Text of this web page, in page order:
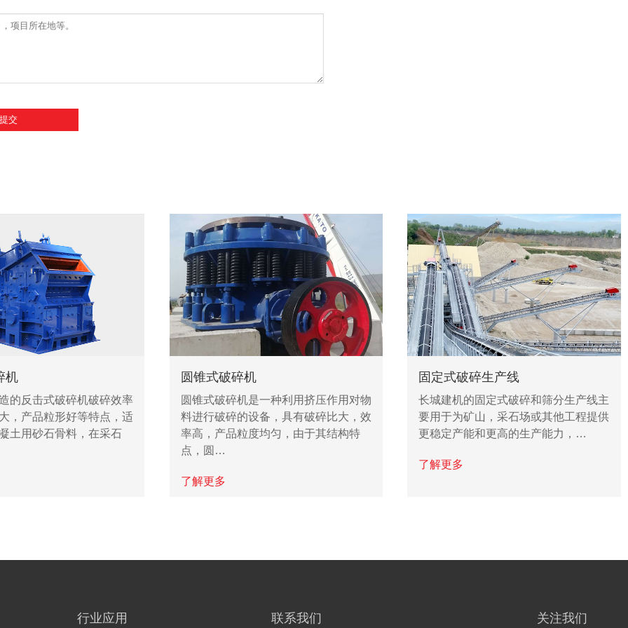
机
的反击式破碎机破碎效率
，产品粒形好等特点，适
土用砂石骨料，在采石
圆锥式破碎机
圆锥式破碎机是一种利用挤压作用对物
料进行破碎的设备，具有破碎比大，效
率高，产品粒度均匀，由于其结构特
点，圆…
了解更多
固定式破碎生产线
长城建机的固定式破碎和筛分生产线主
要用于为矿山，采石场或其他工程提供
更稳定产能和更高的生产能力，…
了解更多
行业应用 联系我们 关注我们